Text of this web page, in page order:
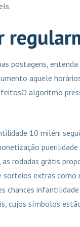
postagens, entenda
aquele
algoritmo
10 miléni
puerilidade
rodadas grátis
extras como
chances
cujos símbolos